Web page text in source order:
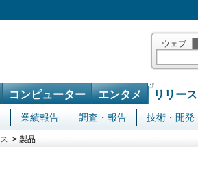
ウェブ
コンピューター エンタメ リリース
業績報告 調査・報告 技術・開発
> 製品